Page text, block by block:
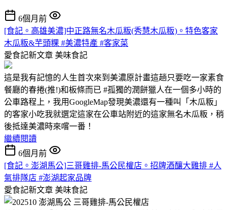
6個月前
[食記。高雄美濃]中正路無名木瓜粄(秀慧木瓜粄)。特色客家
木瓜粄&芋頭粿 #美濃特產 #客家菜
愛食記新文章 美味食記
這是我有記憶的人生首次來到美濃原計畫這趟只要吃一家素食
餐廳的春捲(推!)和板條而已 #孤獨的潤餅獵人在一個多小時的
公車路程上，我用GoogleMap發現美濃還有一種叫「木瓜粄」
的客家小吃我就選定這家在公車站附近的這家無名木瓜粄，稍
後抵達美濃時來嚐一番！
繼續閱讀
6個月前
[食記。澎湖馬公]三哥雞排-馬公民權店。招牌酒釀大雞排 #人
氣排隊店 #澎湖起家品牌
愛食記新文章 美味食記